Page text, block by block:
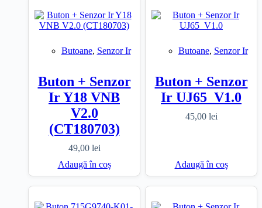
Butoane, Senzor Ir
Buton + Senzor
Ir Y18 VNB
V2.0
(CT180703)
49,00 lei
Adaugă în coș
Butoane, Senzor Ir
Buton + Senzor
Ir UJ65_V1.0
45,00 lei
Adaugă în coș